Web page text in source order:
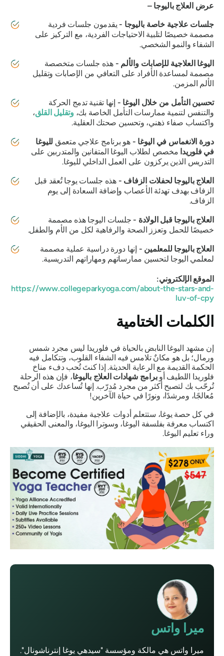
عرض العلاج باليوجا –
جلسات علاجية خاصة باليوجا - يقدمون جلسات فردية
مصممة خصيصًا لتلبية الاحتياجات الفردية، مع التركيز على
الشفاء والنمو الشخصي.
اليوغا العلاجية للإصابات والألم -هذه جلسات متخصصة
مصممة لمساعدة الأفراد على التعافي من الإصابات وتقليل
الألم المزمن.
تحسين التأمل من خلال اليوغا -إنها تقنية تدمج الحركة
والتنفس لتنمية ممارسات التأمل الخاصة بك،وتقليل القلق،
واكتساب صفاء ذهني، وتحسين صحتك العقلية.
دورة الانغماس في اليوغا - هو برنامج علاجي متعمقلليوغا
في فلوريدامخصص لطلاب اليوغا المتفانين والمتدربين على
التدريس الذين يركزون على العمل الداخلي لليوغا.
العلاج باليوجا لحفلات الزفاف -هذه جلسات يوجا تُعقد قبل
الزفاف بهدف تهدئة الأعصاب وإضافة السعادة إلى يوم
الزفاف.
العلاج باليوجا قبل الولادة - جلسات اليوجا هذه مصممة
خصيصًا للحمل وتعزز الصحة والرفاهية لكل من الأم والطفل.
العلاج باليوجا للمعلمين - إنها دورة دراسية عملية مصممة
لمعلمي اليوجا لتحسين ممارساتهم ومهاراتهم التدريسية.
الموقع الإلكتروني:
https://www.collegeparkyoga.com/about-the-stars-and-
luv-of-cpy
الكلمات الختامية
إن مشهد اليوغا النابض بالحياة في فلوريدا ليس مجرد شمس
ورمال؛ بل هو مكانٌ تلامس فيه الشفاء القلوب، وتتكامل فيه
الحكمة القديمة مع الرعاية الحديثة. إذا كنتَ تُحب دفء مناخ
فلوريدا اللطيف أوبرامج شهادات العلاج باليوغا، فإن هذه الرحلة
تُرحّب بك لتصبح أكثر من مجرد مُدرّب. إنها تُساعدك على أن تُصبح
مُعالجًا، ومرشدًا، ونورًا في حياة الآخرين!
في كل حصة يوغا، ستتعلم أدوات علاجية مفيدة، بالإضافة إلى
اكتساب معرفة بفلسفة اليوغا، وسوترا اليوغا، والمعنى الحقيقي
وراء تعليم اليوغا.
ميرا واتس
ميرا واتس هي مالكة ومؤسسة "سيدهي يوغا إنترناشونال".